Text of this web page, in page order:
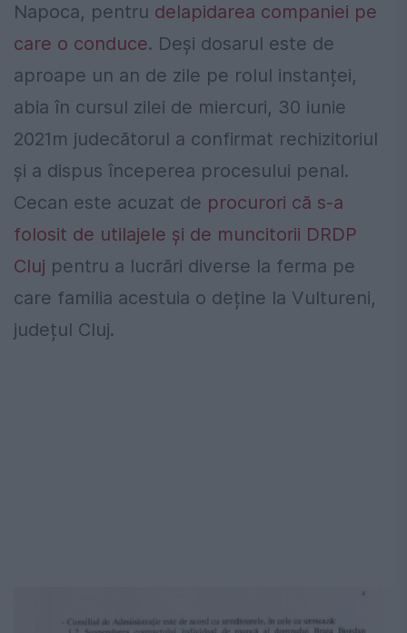
Napoca, pentru delapidarea companiei pe
care o conduce. Deși dosarul este de
aproape un an de zile pe rolul instanței,
abia în cursul zilei de miercuri, 30 iunie
2021m judecătorul a confirmat rechizitoriul
și a dispus începerea procesului penal.
Cecan este acuzat de procurori că s-a
folosit de utilajele și de muncitorii DRDP
Cluj pentru a lucrări diverse la ferma pe
care familia acestuia o deține la Vultureni,
județul Cluj.